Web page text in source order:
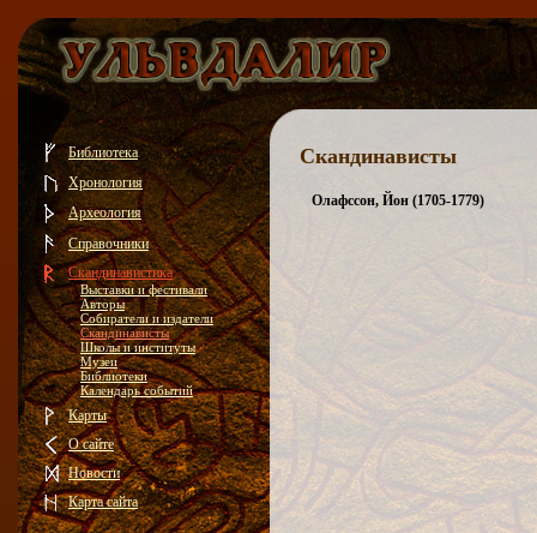
Библиотека
Хронология
Археология
Справочники
Скандинавистика
Выставки и фестивали
Авторы
Собиратели и издатели
Скандинависты
Школы и институты
Музеи
Библиотеки
Календарь событий
Карты
О сайте
Новости
Карта сайта
Скандинависты
Олафссон, Йон (1705-1779)